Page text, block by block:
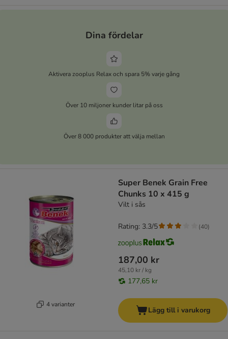
Dina fördelar
Aktivera zooplus Relax och spara 5% varje gång
Över 10 miljoner kunder litar på oss
Över 8 000 produkter att välja mellan
4 varianter
Super Benek Grain Free
Chunks 10 x 415 g
Vilt i sås
187,00 kr
45,10 kr / kg
177,65 kr
Rating: 3.3/5 (40)
Lägg till i varukorg